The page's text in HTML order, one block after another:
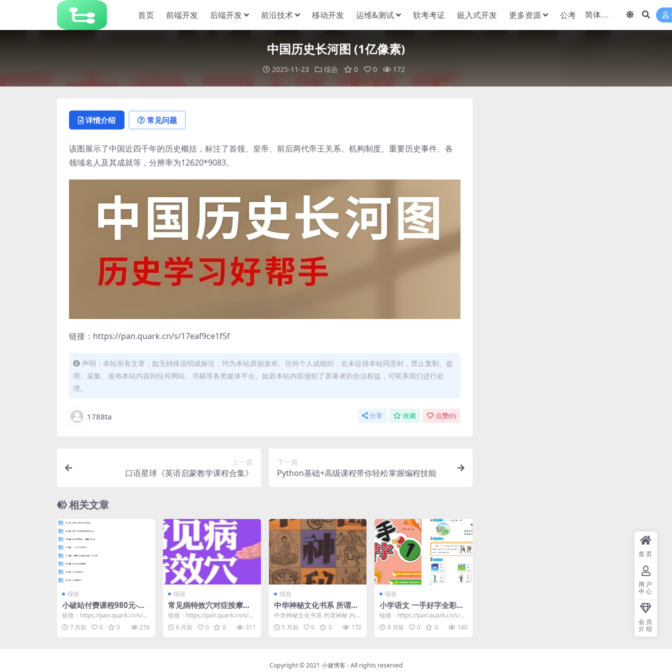
首页 前端开发 后端开发 前沿技术 移动开发 运维&测试 软考考证 嵌入式开发 更多资源 公考
中国历史长河图 (1亿像素)
2025-11-23 综合 0 0 172
详情介绍 常见问题
该图展示了中国近四千年的历史概括，标注了首领、皇帝、前后两代帝王关系、机构制度、重要历史事件、各
领域名人及其成就等，分辨率为12620*9083。
链接：https://pan.quark.cn/s/17eaf9ce1f5f
声明：本站所有文章，如无特殊说明或标注，均为本站原创发布。任何个人或组织，在未征得本站同意时，禁止复制、盗
用、采集、发布本站内容到任何网站、书籍等各类媒体平台。如若本站内容侵犯了原著者的合法权益，可联系我们进行处
理。
1788ta 分享 收藏 点赞(0)
上一篇
口语星球《英语启蒙教学课程合集》
下一篇
Python基础+高级课程带你轻松掌握编程技能
相关文章
综合
小破站付费课程980元-
《剪辑思维破冰行动》
链接：https://pan.quark.cn/s/a4
3ab1aa27aa
7 月前 0 0 276
综合
常见病特效穴对症按摩速
查
链接：https://pan.quark.cn/s/36
6622d58c36
6 月前 0 0 311
综合
中华神秘文化书系 所谓神
秘 内含神奇 隐秘之意
中华神秘文化书系 所谓神秘 内含
神奇 隐秘之意 链接：https://pa
n.q...5 月前 0 0 172
综合
小学语文 一手好字全彩字
帖 1-6年级上下册
链接：https://pan.quark.cn/s/37
f08952cdc9
8 月前 0 0 140
Copyright © 2021 小健博客 - All rights reserved
首页
用户
中心
会员
介绍